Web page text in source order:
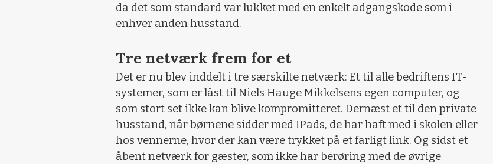
da det som standard var lukket med en enkelt adgangskode som i
enhver anden husstand.
Tre netværk frem for et
Det er nu blev inddelt i tre særskilte netværk: Et til alle bedriftens IT-
systemer, som er låst til Niels Hauge Mikkelsens egen computer, og
som stort set ikke kan blive kompromitteret. Dernæst et til den private
husstand, når børnene sidder med IPads, de har haft med i skolen eller
hos vennerne, hvor der kan være trykket på et farligt link. Og sidst et
åbent netværk for gæster, som ikke har berøring med de øvrige